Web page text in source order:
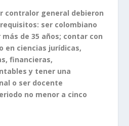
contralor general debieron
ser colombiano
de 35 años; contar con
en ciencias jurídicas,
financieras,
y tener una
o ser docente
no menor a cinco